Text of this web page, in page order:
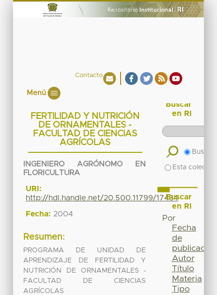
Contacto
Menú
FERTILIDAD Y NUTRICIÓN
DE ORNAMENTALES -
FACULTAD DE CIENCIAS
AGRÍCOLAS
INGENIERO AGRÓNOMO EN
FLORICULTURA
URI:
http://hdl.handle.net/20.500.11799/17434
Fecha: 2004
Resumen:
PROGRAMA DE UNIDAD DE
APRENDIZAJE DE FERTILIDAD Y
NUTRICIÓN DE ORNAMENTALES -
FACULTAD DE CIENCIAS
AGRÍCOLAS
Buscar
en RI
Buscar
Esta
Buscar
en RI
Por
Fecha
de
publicación
Autor
Título
Materia
Tipo